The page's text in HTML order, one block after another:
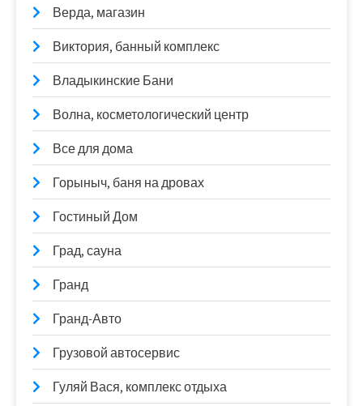
Верда, магазин
Виктория, банный комплекс
Владыкинские Бани
Волна, косметологический центр
Все для дома
Горыныч, баня на дровах
Гостиный Дом
Град, сауна
Гранд
Гранд-Авто
Грузовой автосервис
Гуляй Вася, комплекс отдыха